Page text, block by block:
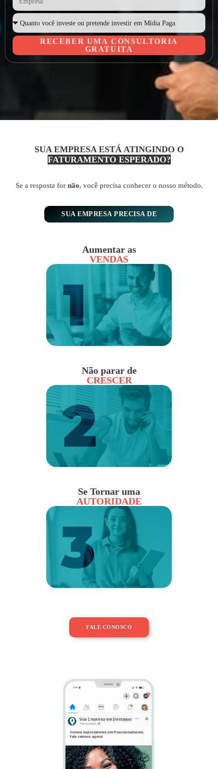
RECEBER UMA CONSULTORIA
GRATUITA
SUA EMPRESA ESTÁ ATINGINDO O
FATURAMENTO ESPERADO?
Se a resposta for não, você precisa conhecer o nosso método.
SUA EMPRESA PRECISA DE
Aumentar as
VENDAS
Não parar de
CRESCER
Se Tornar uma
AUTORIDADE
FALE CONOSCO